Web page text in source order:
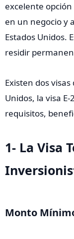
excelente
en un negocio y
Estados Unidos.
residir
Existen dos
Unidos, la visa
requisitos,
1- La Visa
Monto